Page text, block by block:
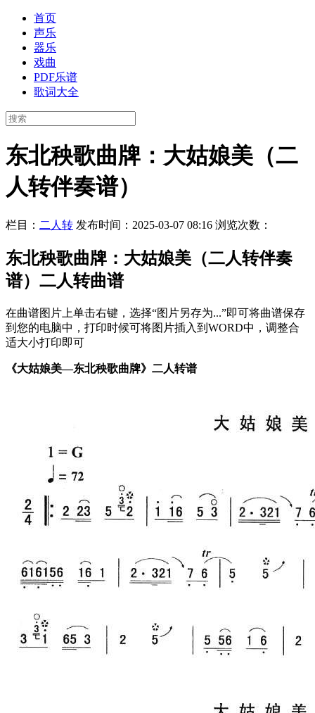
首页
声乐
器乐
戏曲
PDF乐谱
歌词大全
东北秧歌曲牌：大姑娘美（二
人转伴奏谱）
栏目： 二人转 发布时间：2025-03-07 08:16 浏览次数：
东北秧歌曲牌：大姑娘美（二人转伴奏
谱）二人转曲谱
在曲谱图片上单击右键，选择“图片另存为...”即可将曲谱保存
到您的电脑中，打印时候可将图片插入到WORD中，调整合
适大小打印即可
《大姑娘美—东北秧歌曲牌》二人转谱